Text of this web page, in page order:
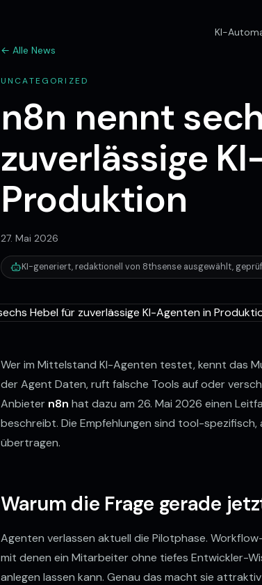
KI-
← Alle News
UNCATEGORIZED
n8n nennt
zuverlässige
Produktion
27. Mai 2026
KI-generiert, redaktionell von 8thsense ausgewählt,
Wer im Mittelstand KI-Agenten testet, kennt das
der Agent Daten, ruft falsche Tools auf oder
Anbieter n8n hat dazu am 26. Mai 2026 einen
beschreibt. Die Empfehlungen sind tool-
übertragen.
Warum die Frage gerade
Agenten verlassen aktuell die Pilotphase.
mit denen ein Mitarbeiter ohne tiefes Entwickler-
anlegen lassen kann. Genau das macht sie